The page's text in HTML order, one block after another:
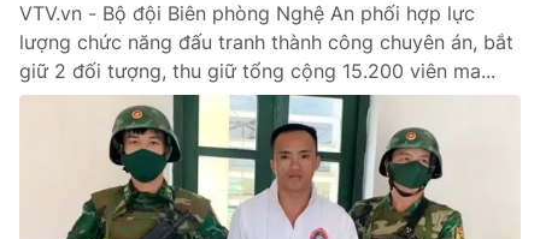
Pháp luật
Thế giới
VTV.vn - Bộ đội Biên phòng Nghệ An phối hợp lực
lượng chức năng đấu tranh thành công chuyên án, bắt
giữ 2 đối tượng, thu giữ tổng cộng 15.200 viên ma...